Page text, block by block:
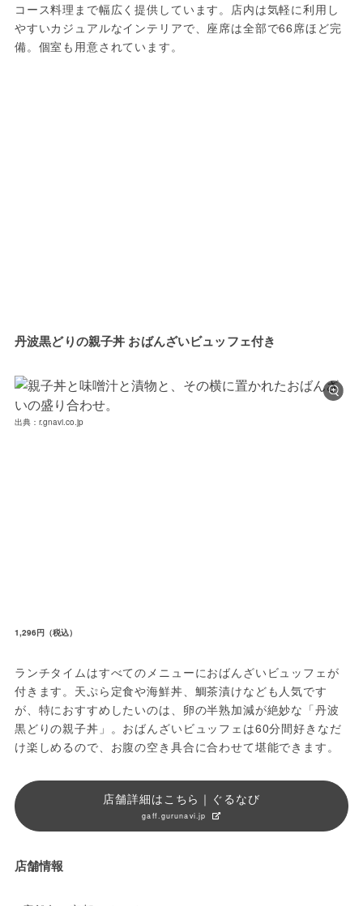
コース料理まで幅広く提供しています。店内は気軽に利用し
やすいカジュアルなインテリアで、座席は全部で66席ほど完
備。個室も用意されています。
丹波黒どりの親子丼 おばんざいビュッフェ付き
出典：r.gnavi.co.jp
1,296円（税込）
ランチタイムはすべてのメニューにおばんざいビュッフェが
付きます。天ぷら定食や海鮮丼、鯛茶漬けなども人気です
が、特におすすめしたいのは、卵の半熟加減が絶妙な「丹波
黒どりの親子丼」。おばんざいビュッフェは60分間好きなだ
け楽しめるので、お腹の空き具合に合わせて堪能できます。
店舗詳細はこちら｜ぐるなび
gaff.gurunavi.jp
店舗情報